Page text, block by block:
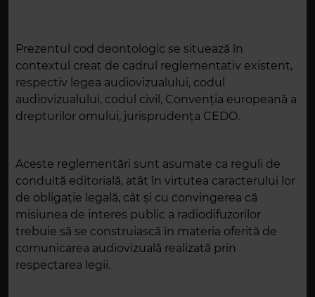
Prezentul cod deontologic se situează în
contextul creat de cadrul reglementativ existent,
respectiv legea audiovizualului, codul
audiovizualului, codul civil, Convenţia europeană a
drepturilor omului, jurisprudenţa CEDO.
Aceste reglementări sunt asumate ca reguli de
conduită editorială, atât în virtutea caracterului lor
de obligaţie legală, cât şi cu convingerea că
misiunea de interes public a radiodifuzorilor
trebuie să se construiască în materia oferită de
comunicarea audiovizuală realizată prin
respectarea legii.